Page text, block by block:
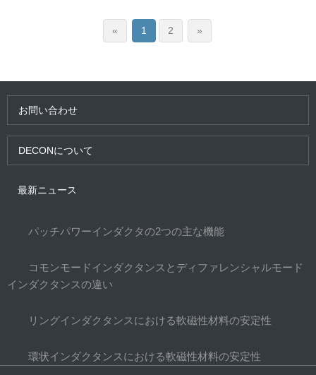
« 1 2 »
お問い合わせ
DECONについて
最新ニュース
パッチパワーインダクタの2つの主な機能
コモンモードインダクタンスとディファレンシャルモード
インダクタンスの違い
リングインダクタンスにおける軟磁性材料の安定性
環状インダクタンスにおける軟磁性材料の安定性